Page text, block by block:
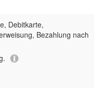
Debitkarte,
Bezahlung nach